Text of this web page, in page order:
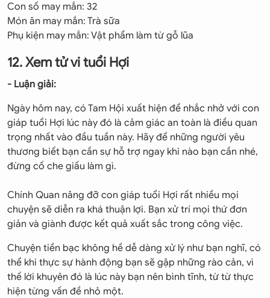
Con số may mắn: 32
Món ăn may mắn: Trà sữa
Phụ kiện may mắn: Vật phẩm làm từ gỗ lũa
12. Xem tử vi tuổi Hợi
- Luận giải:
Ngày hôm nay, có Tam Hội xuất hiện để nhắc nhở với con
giáp tuổi Hợi lúc này đó là cảm giác an toàn là điều quan
trọng nhất vào đầu tuần này. Hãy để những người yêu
thương biết bạn cần sự hỗ trợ ngay khi nào bạn cần nhé,
đừng cố che giấu làm gì.
Chính Quan nâng đỡ con giáp tuổi Hợi rất nhiều mọi
chuyện sẽ diễn ra khá thuận lợi. Bạn xử trí mọi thứ đơn
giản và giành được kết quả xuất sắc trong công việc.
Chuyện tiền bạc không hề dễ dàng xử lý như bạn nghĩ, có
thể khi thực sự hành động bạn sẽ gặp những rào cản, vì
thế lời khuyên đó là lúc này bạn nên bình tĩnh, từ từ thực
hiện từng vấn đề nhỏ một.